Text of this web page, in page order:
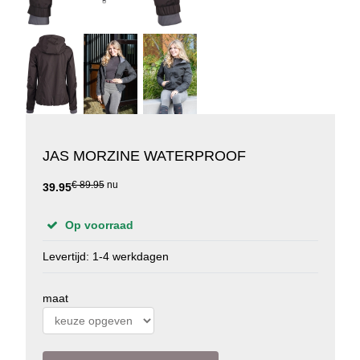
JAS MORZINE WATERPROOF
39.95€ 89.95nu
Op voorraad
Levertijd: 1-4 werkdagen
maat